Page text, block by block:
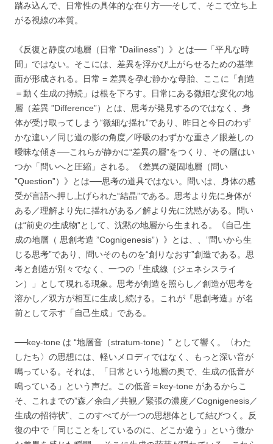
踏み込んで、日常性の具体的な在り方──そして、そこで立ち上
がる視線の本質。
《反復と静度の地層（日常 ”Dailiness”）》とは──「平凡な時
間」ではない。そこには、差異を浮かび上がらせるための基準
面が形成される。日常 = 差異を孕む静かな母胎、ここに「創造
＝動く生成の持続」は根を下ろす。日常にある微細な変化の地
層（差異 ”Difference”）とは、思考が発見するのではなく、身
体が受け取ってしまう“微細な揺れ”であり、昨日と今日のわず
かな違い／同じ道の影の角度／呼吸のわずかな重さ／眼差しの
曖昧な傾き──これらが静かに“差異の層”をつくり、その層はい
つか「問いへと圧縮」される。《差異の凝固地層（問い
”Question”）》とは──思考の道具ではない。問いは、身体の感
受が言語へ押し上げられた“結晶”である。思考より先に身体が
ある／理解より先に揺れがある／解より先に沈黙がある。問い
は“前史の生成物”として、沈黙の地層から生まれる。《自己生
成の地層（ 思創考造 ”Cognigenesis”）》とは、、”問いから生
じる思考”であり、問いそのものを“創りなおす”創造である。思
考と創造が別々でなく、一つの「生成線（ジェネシスライ
ン）」として現れる現象。思考が創造を照らし／創造が思考を
溶かし／双方が相互に生成し続ける。これが『思創考造』が名
前として示す「自己生成」である。
──key-tone は “地層音（stratum-tone）” として響く。〈わた
したち〉の思想には、軽いメロディではなく、もっと深い音が
鳴っている。それは、「日常という地層の奥で、生成の低音が
鳴っている」という声だ。この低音＝key-tone があるからこ
そ、これまでの”森／余白／共観／緊張の濃度／Cognigenesis／
生成の招待状”、このすべてが一つの思想体として結びつく。反
復の中で「同じことをしているのに、どこか違う」という微か